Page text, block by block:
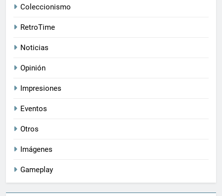
Coleccionismo
RetroTime
Noticias
Opinión
Impresiones
Eventos
Otros
Imágenes
Gameplay